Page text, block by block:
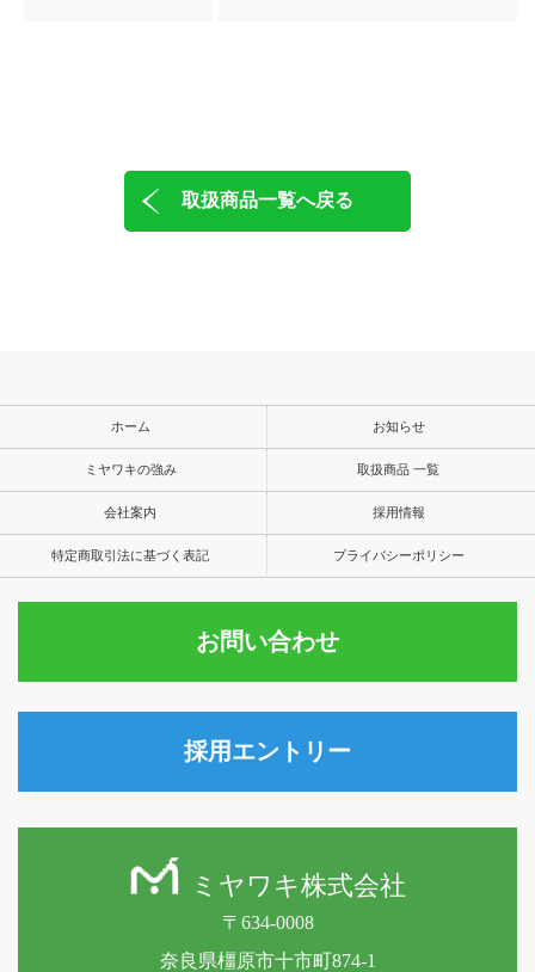
取扱商品一覧へ戻る
ミヤワキ株式会社
〒634-0008
奈良県橿原市十市町874-1
ホーム お知らせ
ミヤワキの強み 取扱商品 一覧
会社案内 採用情報
特定商取引法に基づく表記 プライバシーポリシー
お問い合わせ
採用エントリー